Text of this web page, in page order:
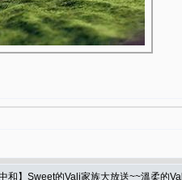
和】Sweet的Vali家族大放送~~溫柔的